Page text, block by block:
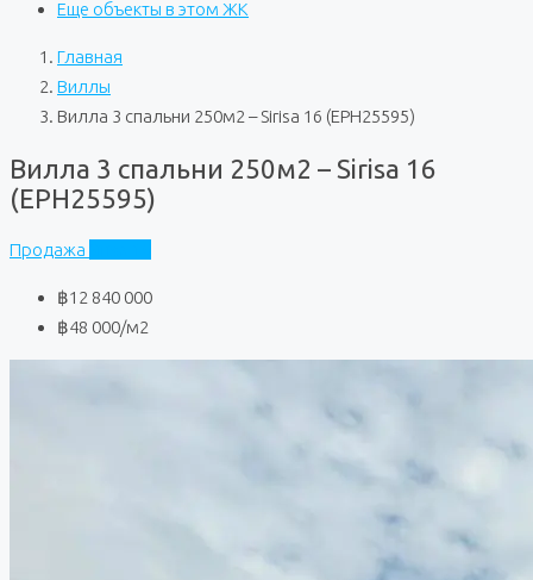
Еще объекты в этом ЖК
Главная
Виллы
Вилла 3 спальни 250м2 – Sirisa 16 (EPH25595)
Вилла 3 спальни 250м2 – Sirisa 16
(EPH25595)
Продажа
฿12 840 000
฿48 000/м2